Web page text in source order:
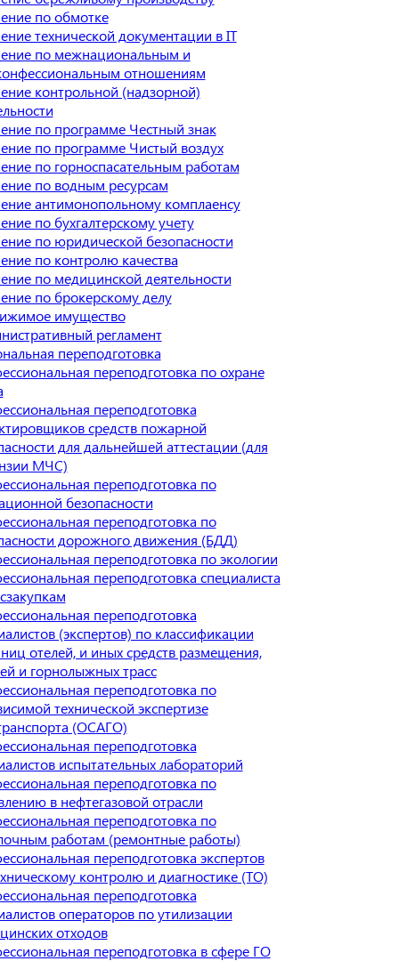
по обмотке
технической документации в IT
по межнациональным и
отношениям
контрольной (надзорной)
по программе Честный знак
по программе Чистый воздух
по горноспасательным работам
по водным ресурсам
антимонопольному комплаенсу
по бухгалтерскому учету
по юридической безопасности
по контролю качества
по медицинской деятельности
по брокерскому делу
имущество
регламент
переподготовка
переподготовка по охране
переподготовка
средств пожарной
для дальнейшей аттестации (для
МЧС)
переподготовка по
безопасности
переподготовка по
дорожного движения (БДД)
переподготовка по экологии
переподготовка специалиста
переподготовка
(экспертов) по классификации
отелей, и иных средств размещения,
и горнолыжных трасс
переподготовка по
технической экспертизе
(ОСАГО)
переподготовка
испытательных лабораторий
переподготовка по
в нефтегазовой отрасли
переподготовка по
работам (ремонтные работы)
переподготовка экспертов
контролю и диагностике (ТО)
переподготовка
операторов по утилизации
отходов
переподготовка в сфере ГО